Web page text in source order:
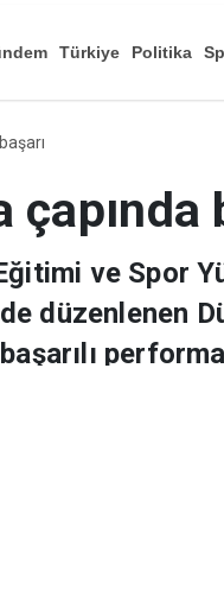
çapında
ve Spor